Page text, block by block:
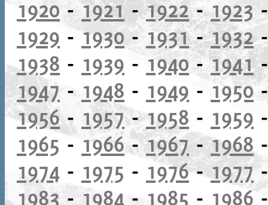
1920 -1921-1922-1923
1929 -1930-1931-1932
1938 - 1939 - 1940-1941
1947- 1948 - 1949 - 1950
1956- 1957-1958 - 1959
1965 - 1966-1967-1968
1974 - 1975 - 1976-1977
1983 -1984 - 1985 - 1986